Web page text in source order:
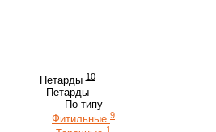
Петарды 10
Петарды
По типу
Фитильные 9
1